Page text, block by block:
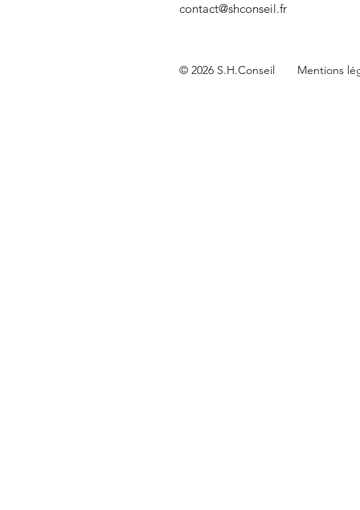
contact@shconseil.fr
© 2026 S.H.Conseil Mentions